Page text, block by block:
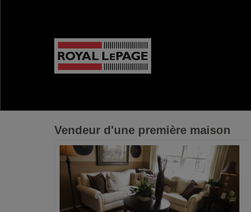
Vendeur d'une première maison